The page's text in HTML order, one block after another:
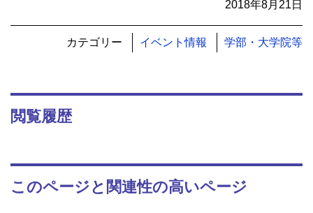
2018年8月21日
カテゴリー イベント情報 学部・大学院等
閲覧履歴
このページと関連性の高いページ